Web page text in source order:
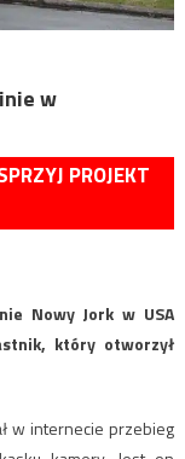
w
PROJEKT
Nowy Jork w USA
który otworzył
w internecie przebieg